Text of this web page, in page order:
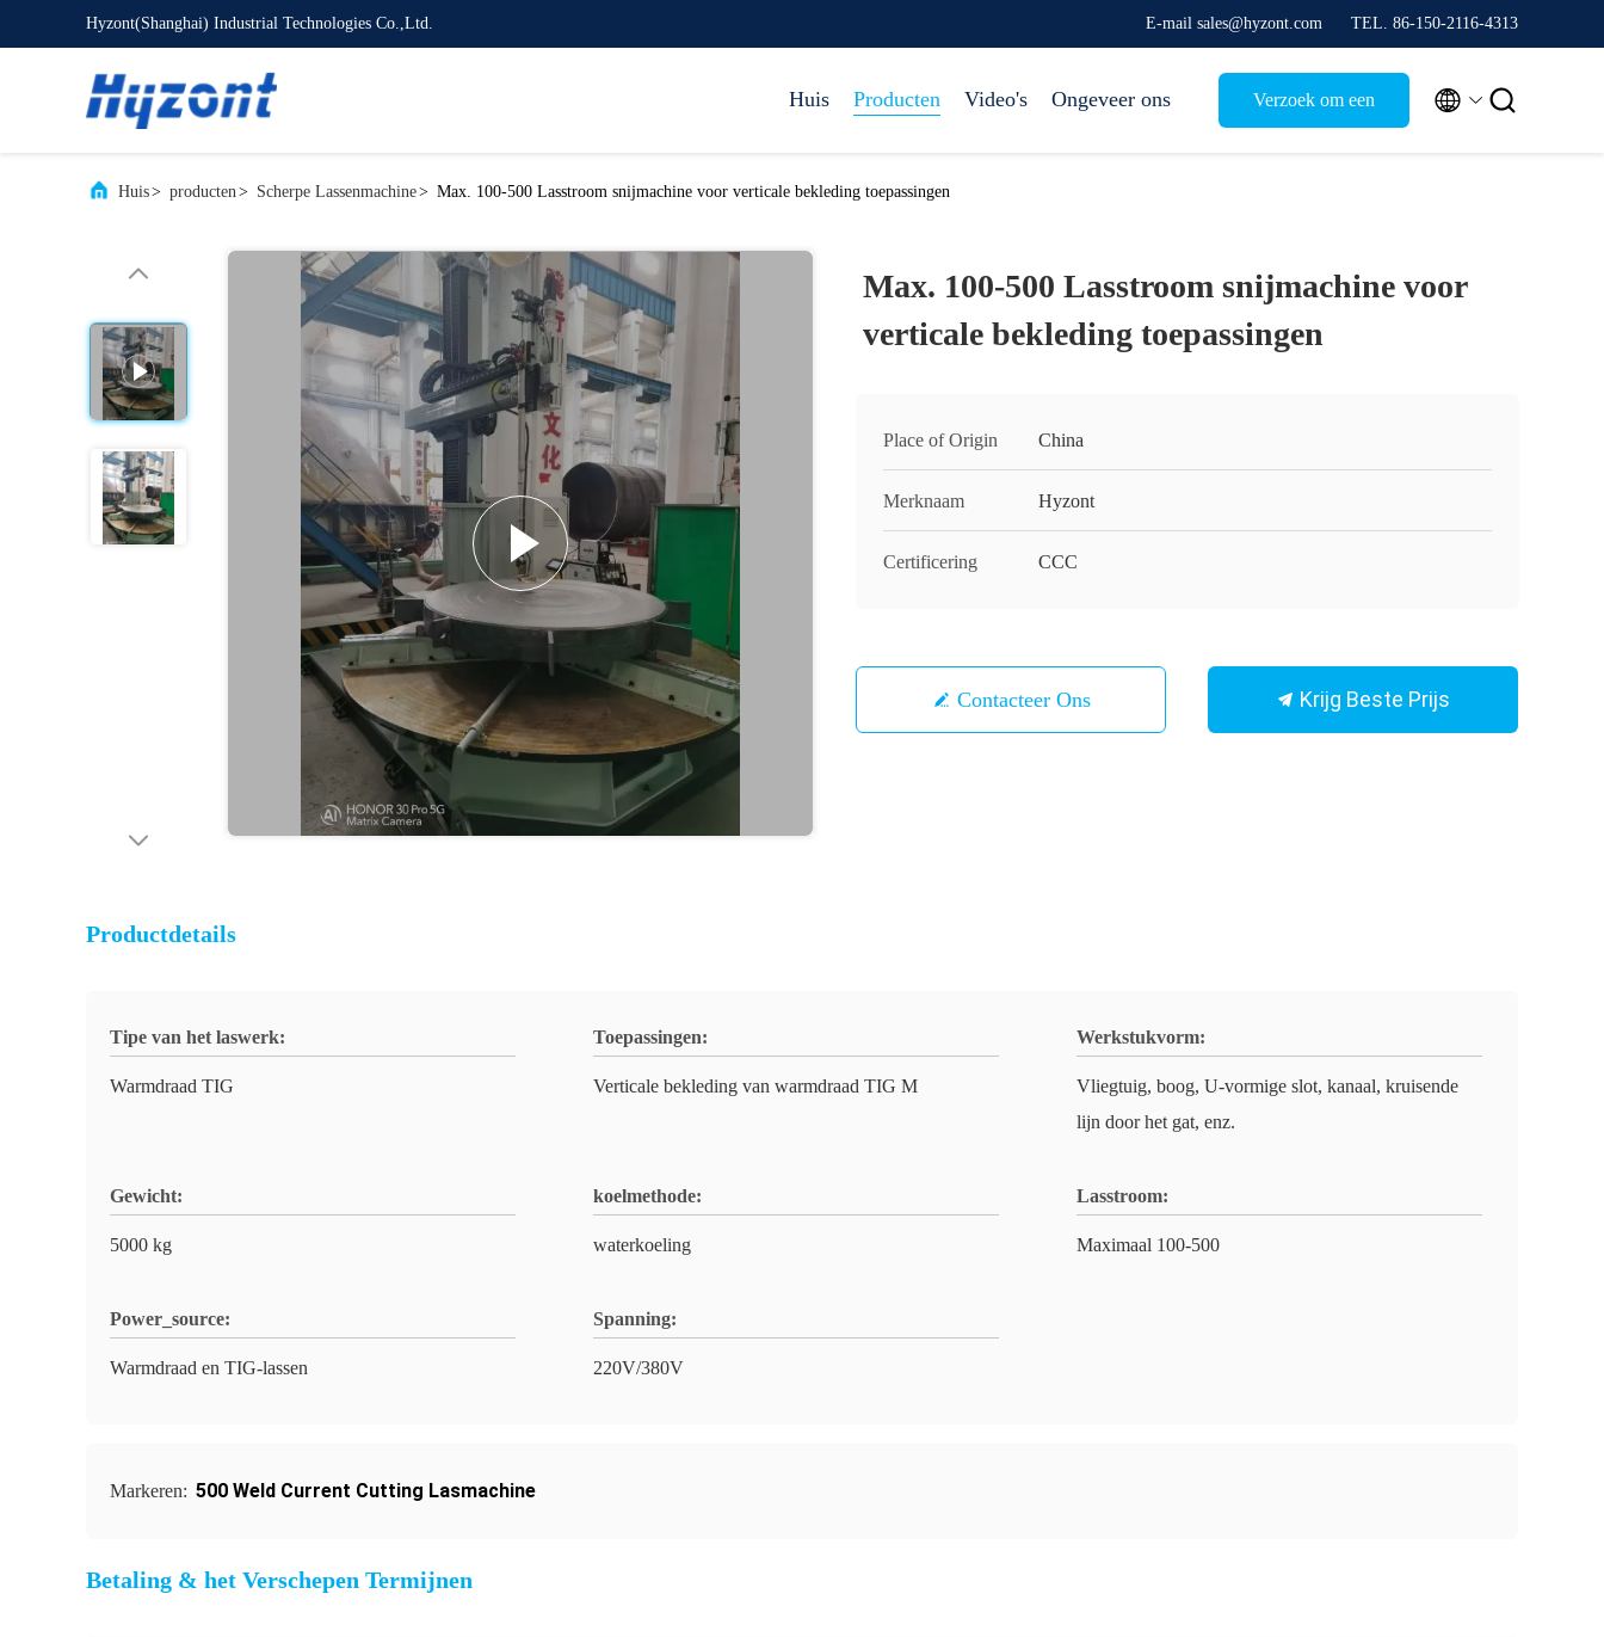
Hyzont(Shanghai) Industrial Technologies Co.,Ltd. E-mail sales@hyzont.com TEL. 86-150-2116-4313
Huis Producten Video's Ongeveer ons Verzoek om een  
Huis> producten> Scherpe Lassenmachine> Max. 100-500 Lasstroom snijmachine voor verticale bekleding toepassingen
Max. 100-500 Lasstroom snijmachine voor
verticale bekleding toepassingen
Place of Origin China
Merknaam Hyzont
Certificering CCC
Contacteer Ons Krijg Beste Prijs
Productdetails
Tipe van het laswerk:
Warmdraad TIG
Toepassingen:
Verticale bekleding van warmdraad TIG M
Werkstukvorm:
Vliegtuig, boog, U-vormige slot, kanaal, kruisende
lijn door het gat, enz.
Gewicht:
5000 kg
koelmethode:
waterkoeling
Lasstroom:
Maximaal 100-500
Power_source:
Warmdraad en TIG-lassen
Spanning:
220V/380V
Markeren: 500 Weld Current Cutting Lasmachine
Betaling & het Verschepen Termijnen